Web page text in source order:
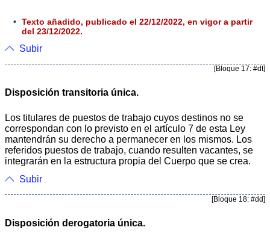
Texto añadido, publicado el 22/12/2022, en vigor a partir
del 23/12/2022.
Subir
[Bloque 17: #dt]
Disposición transitoria única.
Los titulares de puestos de trabajo cuyos destinos no se
correspondan con lo previsto en el artículo 7 de esta Ley
mantendrán su derecho a permanecer en los mismos. Los
referidos puestos de trabajo, cuando resulten vacantes, se
integrarán en la estructura propia del Cuerpo que se crea.
Subir
[Bloque 18: #dd]
Disposición derogatoria única.